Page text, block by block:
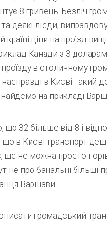
8 гривень. Безліч
деякі люди,
країні ціни на проїзд
Канади з 3
в столичному
в Києві такий
на прикладі
32 більше від 8 і
в Києві транспорт
що не можна просто
не про банальні більші
Варшави.
громадський